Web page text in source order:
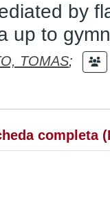
by
up to
TOMAS;
completa